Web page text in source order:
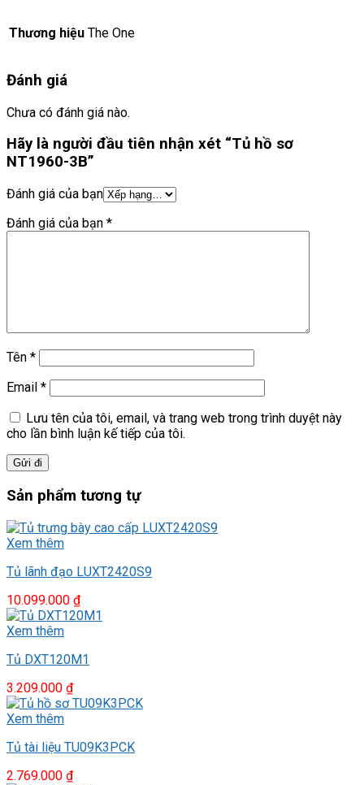
Thương hiệu The One
Đánh giá
Chưa có đánh giá nào.
Hãy là người đầu tiên nhận xét “Tủ hồ sơ
NT1960-3B”
Đánh giá của bạn
Đánh giá của bạn *
Tên *
Email *
Lưu tên của tôi, email, và trang web trong trình duyệt này
cho lần bình luận kế tiếp của tôi.
Sản phẩm tương tự
Xem thêm
Tủ lãnh đạo LUXT2420S9
10.099.000 ₫
Xem thêm
Tủ DXT120M1
3.209.000 ₫
Xem thêm
Tủ tài liệu TU09K3PCK
2.769.000 ₫